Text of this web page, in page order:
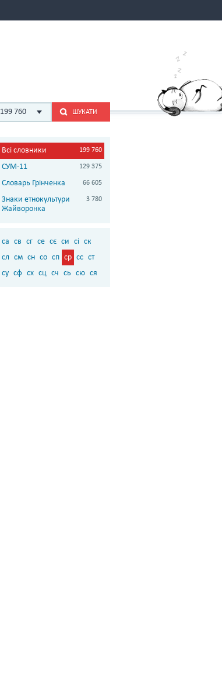
199 760 ШУКАТИ
Всі словники 199 760
СУМ-11 129 375
Словарь Грінченка 66 605
Знаки етнокультури
Жайворонка
3 780
са св сг се сє си сі ск
сл см сн со сп ср сс ст
су сф сх сц сч сь сю ся